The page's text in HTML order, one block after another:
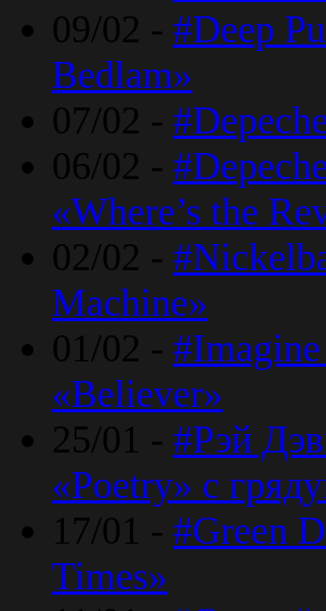
09/02 - #Deep
Bedlam»
07/02 -
06/02 -
«Where’s the
02/02 -
Machine»
01/02 -
«Believer»
25/01 - #Рэй
«Poetry» с
17/01 - #Green
Times»